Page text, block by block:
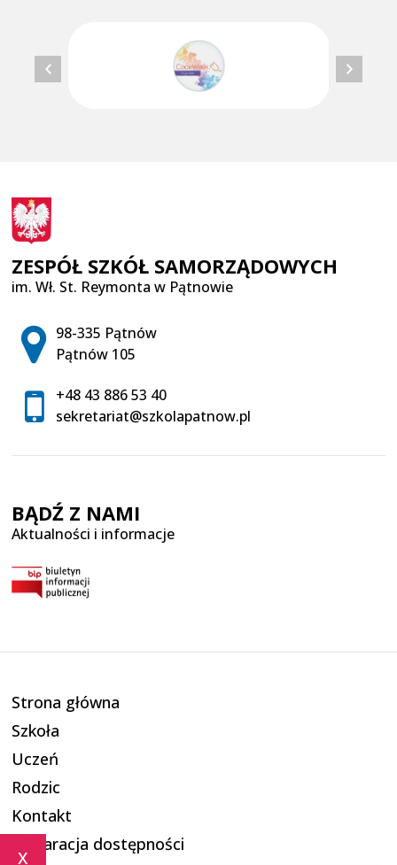
x
ZESPÓŁ SZKÓŁ SAMORZĄDOWYCH
im. Wł. St. Reymonta w Pątnowie
Adres pocztowy:
98-335 Pątnów
Pątnów 105
+48 43 886 53 40
sekretariat@szkolapatnow.pl
BĄDŹ Z NAMI
Aktualności i informacje
Strona główna
Szkoła
Uczeń
Rodzic
Kontakt
Deklaracja dostępności